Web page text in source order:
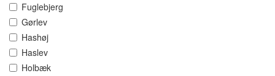
Fuglebjerg
Gørlev
Hashøj
Haslev
Holbæk